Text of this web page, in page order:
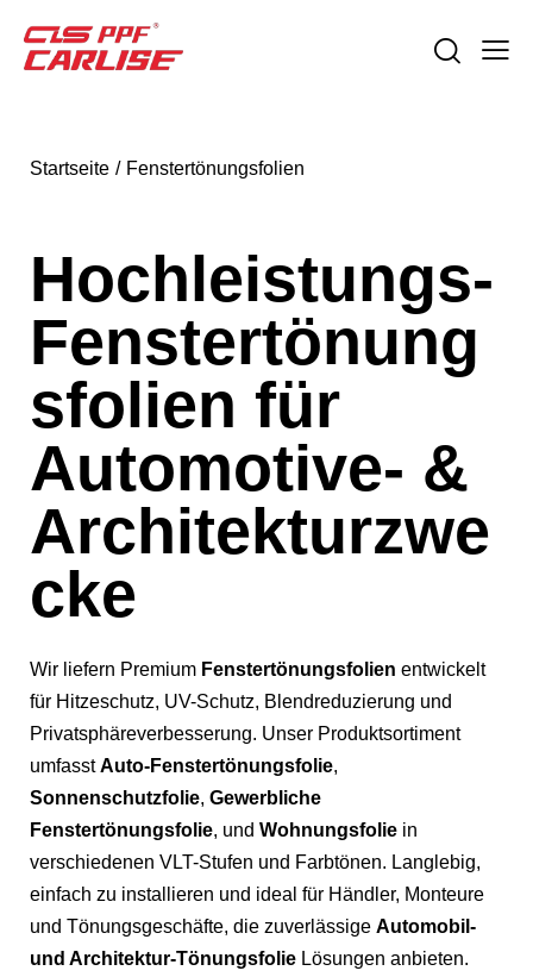
Startseite Fenstertönungsfolien
Hochleistungs-
Fenstertönung
sfolien für
Automotive- &
Architekturzwe
cke
Wir liefern Premium Fenstertönungsfolien entwickelt
für Hitzeschutz, UV-Schutz, Blendreduzierung und
Privatsphäreverbesserung. Unser Produktsortiment
umfasstAuto-Fenstertönungsfolie,
Sonnenschutzfolie, Gewerbliche
Fenstertönungsfolie, und Wohnungsfolie in
verschiedenen VLT-Stufen und Farbtönen. Langlebig,
einfach zu installieren und ideal für Händler, Monteure
und Tönungsgeschäfte, die zuverlässige Automobil-
und Architektur-Tönungsfolie Lösungen anbieten.